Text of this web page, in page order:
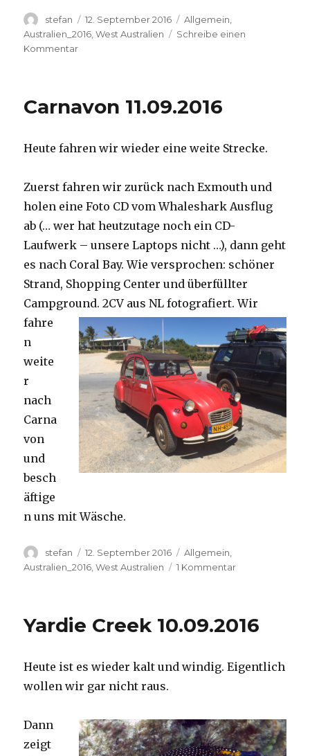
Autor
stefan
Veröffentlicht
am
12. September 2016 Kategorien
Allgemein
Australien_2016 ,West Australien
Schreibe einen
Kommentarzu
Carnavon 11.09.2016
Heute fahren wir wieder eine weite Strecke.
Zuerst fahren wir zurück nach Exmouth und
holen eine Foto CD vom Whaleshark Ausflug
ab (… wer hat heutzutage noch ein CD-
Laufwerk – unsere Laptops nicht …), dann geht
es nach Coral Bay. Wie versprochen: schöner
Strand, Shopping Center und überfüllter
Campground.2CV aus NL fotografiert. Wir
fahre
n
weite
r
nach
Carna
von
und
besch
äftige
n uns mit Wäsche.
Autor
stefan
Veröffentlicht
am
12. September 2016 Kategorien
Allgemein
Australien_2016 ,West Australien 1 Kommentarzu
Yardie Creek 10.09.2016
Heute ist es wieder kalt und windig. Eigentlich
wollen wir gar nicht raus.
Dann
zeigt